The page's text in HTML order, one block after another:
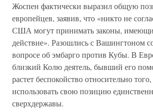
Жоспен фактически выразил общую
европейцев, заявив, что «никто не
США могут принимать законы,
действие». Разошлись с Вашингтоном
вопросе об эмбарго против Кубы. В
близкий Колю деятель, бывший его
растет беспокойство относительно
использовать свою позицию
сверхдержавы.